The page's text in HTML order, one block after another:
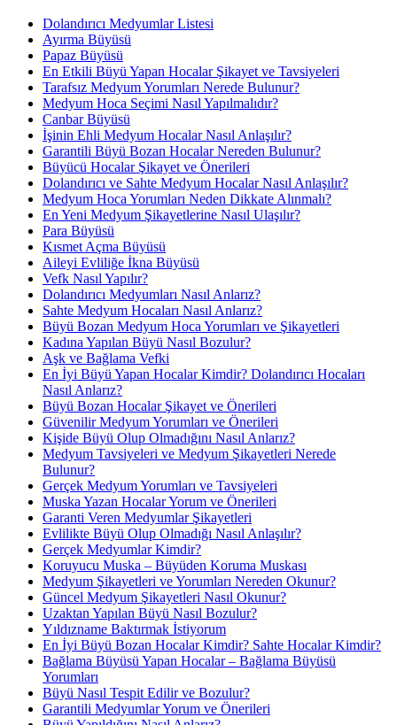
Dolandırıcı Medyumlar Listesi
Ayırma Büyüsü
Papaz Büyüsü
En Etkili Büyü Yapan Hocalar Şikayet ve Tavsiyeleri
Tarafsız Medyum Yorumları Nerede Bulunur?
Medyum Hoca Seçimi Nasıl Yapılmalıdır?
Canbar Büyüsü
İşinin Ehli Medyum Hocalar Nasıl Anlaşılır?
Garantili Büyü Bozan Hocalar Nereden Bulunur?
Büyücü Hocalar Şikayet ve Önerileri
Dolandırıcı ve Sahte Medyum Hocalar Nasıl Anlaşılır?
Medyum Hoca Yorumları Neden Dikkate Alınmalı?
En Yeni Medyum Şikayetlerine Nasıl Ulaşılır?
Para Büyüsü
Kısmet Açma Büyüsü
Aileyi Evliliğe İkna Büyüsü
Vefk Nasıl Yapılır?
Dolandırıcı Medyumları Nasıl Anlarız?
Sahte Medyum Hocaları Nasıl Anlarız?
Büyü Bozan Medyum Hoca Yorumları ve Şikayetleri
Kadına Yapılan Büyü Nasıl Bozulur?
Aşk ve Bağlama Vefki
En İyi Büyü Yapan Hocalar Kimdir? Dolandırıcı Hocaları
Nasıl Anlarız?
Büyü Bozan Hocalar Şikayet ve Önerileri
Güvenilir Medyum Yorumları ve Önerileri
Kişide Büyü Olup Olmadığını Nasıl Anlarız?
Medyum Tavsiyeleri ve Medyum Şikayetleri Nerede
Bulunur?
Gerçek Medyum Yorumları ve Tavsiyeleri
Muska Yazan Hocalar Yorum ve Önerileri
Garanti Veren Medyumlar Şikayetleri
Evlilikte Büyü Olup Olmadığı Nasıl Anlaşılır?
Gerçek Medyumlar Kimdir?
Koruyucu Muska – Büyüden Koruma Muskası
Medyum Şikayetleri ve Yorumları Nereden Okunur?
Güncel Medyum Şikayetleri Nasıl Okunur?
Uzaktan Yapılan Büyü Nasıl Bozulur?
Yıldızname Baktırmak İstiyorum
En İyi Büyü Bozan Hocalar Kimdir? Sahte Hocalar Kimdir?
Bağlama Büyüsü Yapan Hocalar – Bağlama Büyüsü
Yorumları
Büyü Nasıl Tespit Edilir ve Bozulur?
Garantili Medyumlar Yorum ve Önerileri